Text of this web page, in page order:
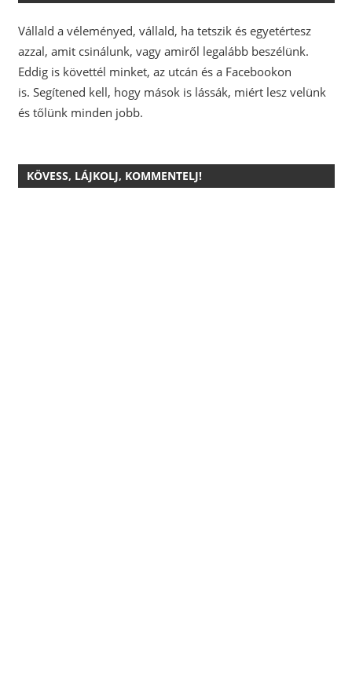
Vállald a véleményed, vállald, ha tetszik és egyetértesz
azzal, amit csinálunk, vagy amiről legalább beszélünk.
Eddig is követtél minket, az utcán és a Facebookon
is. Segítened kell, hogy mások is lássák, miért lesz velünk
és tőlünk minden jobb.
KÖVESS, LÁJKOLJ, KOMMENTELJ!